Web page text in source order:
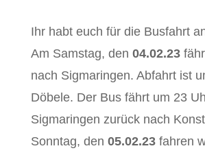
Ihr habt euch für die Busfahrt
Am Samstag, den 04.02.23
nach Sigmaringen. Abfahrt ist
Döbele. Der Bus fährt um 23
Sigmaringen zurück nach
Sonntag, den 05.02.23fahren